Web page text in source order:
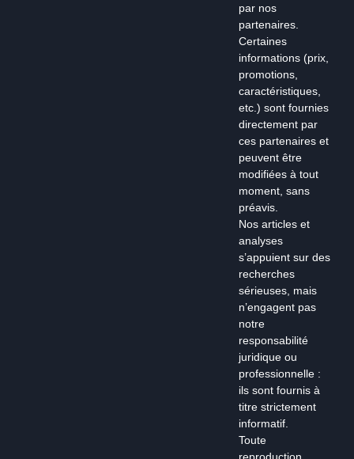
par nos
partenaires.
Certaines
informations (prix,
promotions,
caractéristiques,
etc.) sont fournies
directement par
ces partenaires et
peuvent être
modifiées à tout
moment, sans
préavis.
Nos articles et
analyses
s’appuient sur des
recherches
sérieuses, mais
n’engagent pas
notre
responsabilité
juridique ou
professionnelle :
ils sont fournis à
titre strictement
informatif.
Toute